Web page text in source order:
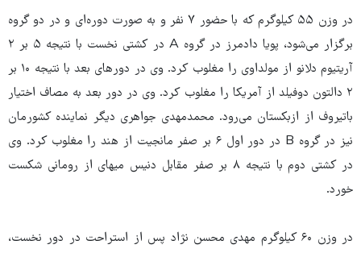
در وزن ۵۵ کیلوگرم که با حضور ۷ نفر و به صورت دوره‌ای و در دو گروه
برگزار می‌شود، پویا دادمرز در گروه A در کشتی نخست با نتیجه ۵ بر ۲
آریتیوم دلانو از مولداوی را مغلوب کرد. وی در دورهای بعد با نتیجه ۱۰ بر
۲ دالتون دوفیلد از آمریکا را مغلوب کرد. وی در دور بعد به مصاف اختیار
باتیروف از ازبکستان می‌رود. محمدمهدی جواهری دیگر نماینده کشورمان
نیز در گروه B در دور اول ۶ بر صفر مانجیت از هند را مغلوب کرد. وی
در کشتی دوم با نتیجه ۸ بر صفر مقابل دنیس میهای از رومانی شکست
خورد.
در وزن ۶۰ کیلوگرم مهدی محسن نژاد پس از استراحت در دور نخست،